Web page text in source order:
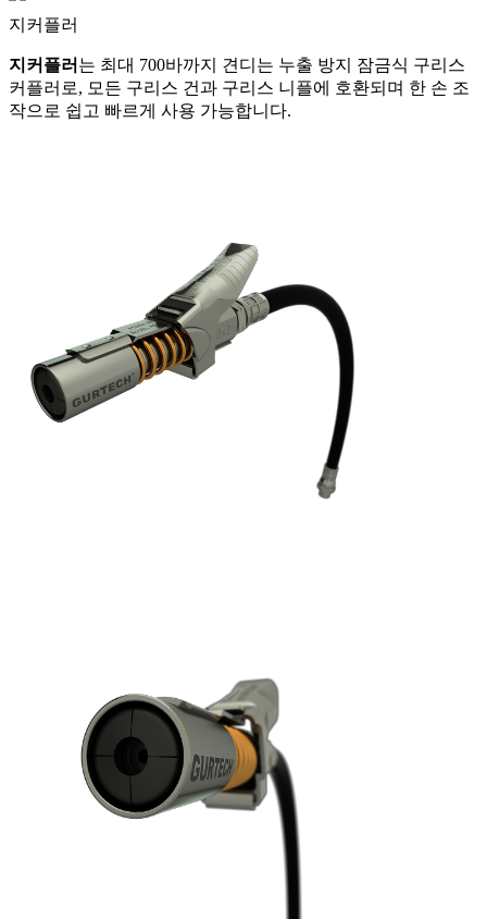
지커플러
지커플러 는 최대 700바까지 견디는 누출 방지 잠금식 구리스
커플러로, 모든 구리스 건과 구리스 니플에 호환되며 한 손 조
작으로 쉽고 빠르게 사용 가능합니다.